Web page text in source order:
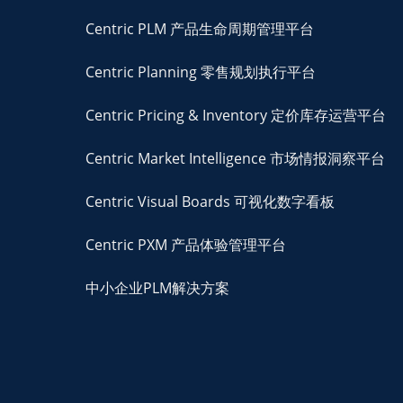
Centric PLM 产品生命周期管理平台
Centric Planning 零售规划执行平台
Centric Pricing & Inventory 定价库存运营平台
Centric Market Intelligence 市场情报洞察平台
Centric Visual Boards 可视化数字看板
Centric PXM 产品体验管理平台
中小企业PLM解决方案